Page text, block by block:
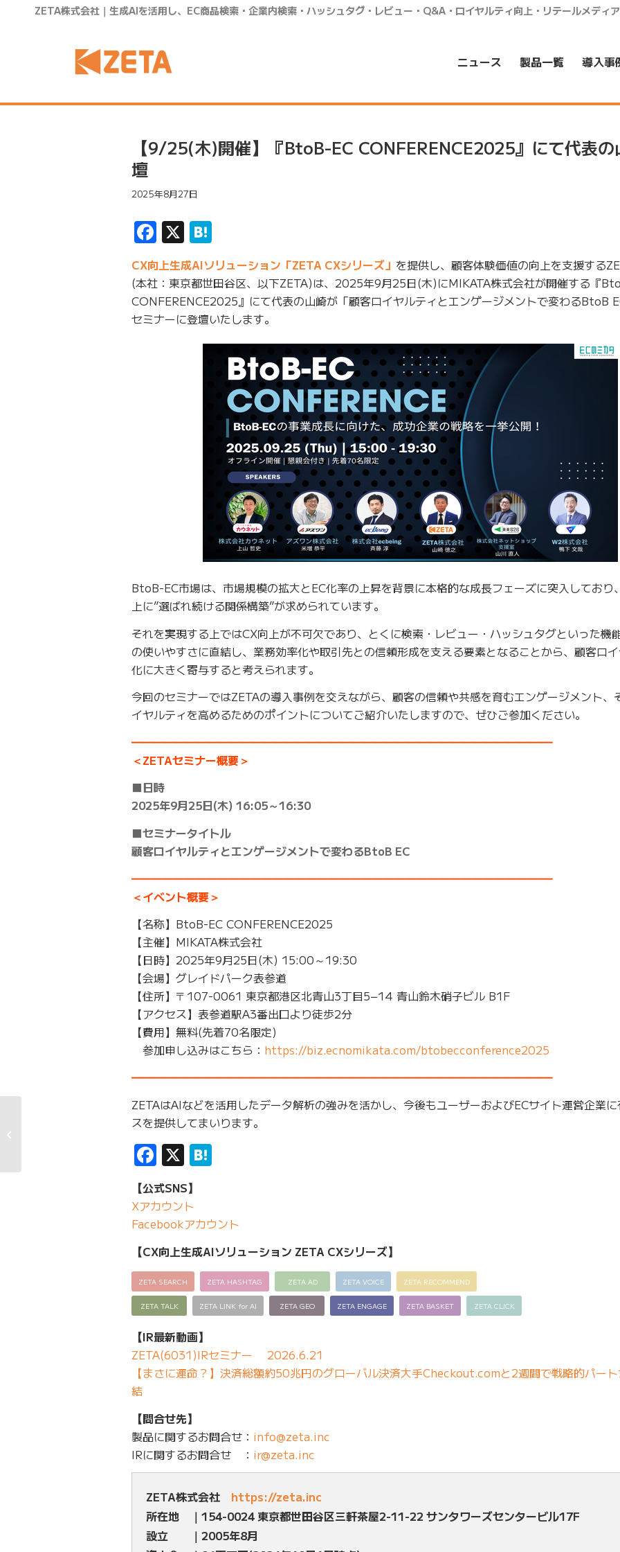
ZETA株式会社｜生成AIを活用し、EC商品検索・企業内検索・ハッシュタグ・レビュー・Q&A・ロイヤルティ向上・リテールメディ
ニュース 製品一覧 導入事
【9/25(木)開催】『BtoB-EC CONFERENCE2025』にて代表の
壇
2025年8月27日
Facebook
X
CX向上生成AIソリューション「ZETA CXシリーズ」 を提供し、顧客体験価値の向上を支援する
(本社：東京都世田谷区、以下ZETA)は、2025年9月25日(木)にMIKATA株式会社が開催する『
CONFERENCE2025』にて代表の山崎が「顧客ロイヤルティとエンゲージメントで変わるBtoB
セミナーに登壇いたします。
BtoB-EC市場は、市場規模の拡大とEC化率の上昇を背景に本格的な成長フェーズに突入しており
上に”選ばれ続ける関係構築”が求められています。
それを実現する上ではCX向上が不可欠であり、とくに検索・レビュー・ハッシュタグといった機
の使いやすさに直結し、業務効率化や取引先との信頼形成を支える要素となることから、顧客ロ
化に大きく寄与すると考えられます。
今回のセミナーではZETAの導入事例を交えながら、顧客の信頼や共感を育むエンゲージメント、
イヤルティを高めるためのポイントについてご紹介いたしますので、ぜひご参加ください。
━━━━━━━━━━━━━━━━━━━━━━━━━━━━━━━━━━━━━━
＜ZETAセミナー概要＞
■日時
2025年9月25日(木) 16:05～16:30
■セミナータイトル
顧客ロイヤルティとエンゲージメントで変わるBtoB EC
━━━━━━━━━━━━━━━━━━━━━━━━━━━━━━━━━━━━━━
＜イベント概要＞
【名称】BtoB-EC CONFERENCE2025
【主催】MIKATA株式会社
【日時】2025年9月25日(木) 15:00～19:30
【会場】グレイドパーク表参道
【住所】〒107-0061 東京都港区北青山3丁目5−14 青山鈴木硝子ビル B1F
【アクセス】表参道駅A3番出口より徒歩2分
【費用】無料(先着70名限定)
参加申し込みはこちら： https://biz.ecnomikata.com/btobecconference2025
━━━━━━━━━━━━━━━━━━━━━━━━━━━━━━━━━━━━━━
ZETAはAIなどを活用したデータ解析の強みを活かし、今後もユーザーおよびECサイト運営企業
スを提供してまいります。
Facebook
X
【公式SNS】
Xアカウント
Facebookアカウント
【CX向上生成AIソリューション ZETA CXシリーズ】
ZETA SEARCH ZETA HASHTAG ZETA AD ZETA VOICE ZETA RECOMMEND
ZETA TALK ZETA LINK for AI ZETA GEO ZETA ENGAGE ZETA BASKET ZETA CLICK
【IR最新動画】
ZETA(6031)IRセミナー 2026.6.21
【まさに運命？】決済総額約50兆円のグローバル決済大手Checkout.comと2週間で戦略的パー
結
【問合せ先】
製品に関するお問合せ： info@zeta.inc
IRに関するお問合せ ： ir@zeta.inc
ZETA株式会社 https://zeta.inc
所在地 ｜154-0024 東京都世田谷区三軒茶屋2-11-22 サンタワーズセンタービル17F
設立 ｜2005年8月